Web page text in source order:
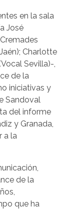
en la sala
José
Charlotte
Sevilla)-,
de la
iniciativas y
Sandoval
del informe
y Granada,
a la
de la
que ha